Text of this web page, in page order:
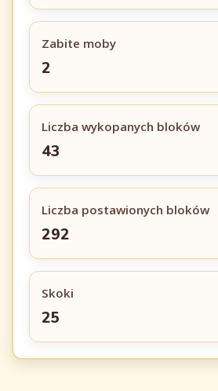
Zabite moby
2
Liczba wykopanych bloków
43
Liczba postawionych bloków
292
Skoki
25